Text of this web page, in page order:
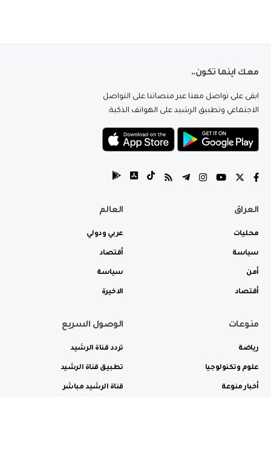
معك اينما تكون..
ابقى على تواصل معنا عبر منصاتنا على التواصل
الاجتماعي وتطبيق الرشيد على الهواتف الذكية.
العراق
محليات
سياسة
أمن
أقتصاد
العالم
عربي ودولي
أقتصاد
سياسة
الاخيرة
منوعات
رياضة
علوم وتكنولوجيا
أخبار منوعة
الوصول السريع
تردد قناة الرشيد
تطبيق قناة الرشيد
قناة الرشيد مباشر